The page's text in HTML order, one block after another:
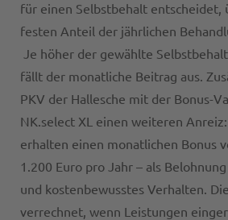
für einen Selbstbehalt entscheidet,
festen Anteil der jährlichen
Je höher der gewählte
fällt der monatliche Beitrag aus.
PKV der Hallesche mit der Bonus-
NK.select XL einen weiteren
erhalten einen monatlichen Bonus
1.200 Euro pro Jahr – als
und kostenbewusstes Verhalten.
verrechnet, wenn Leistungen